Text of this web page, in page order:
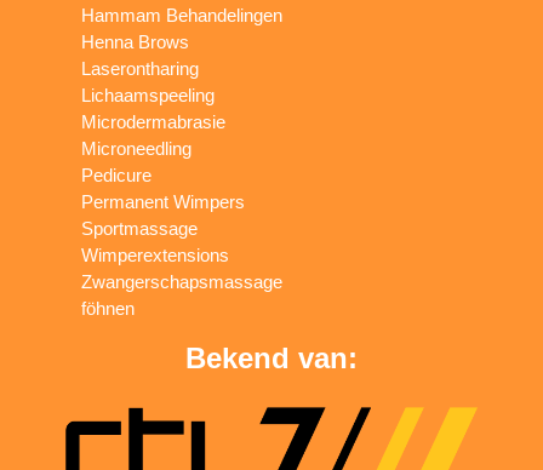
Hammam Behandelingen
Henna Brows
Laserontharing
Lichaamspeeling
Microdermabrasie
Microneedling
Pedicure
Permanent Wimpers
Sportmassage
Wimperextensions
Zwangerschapsmassage
föhnen
Bekend van: